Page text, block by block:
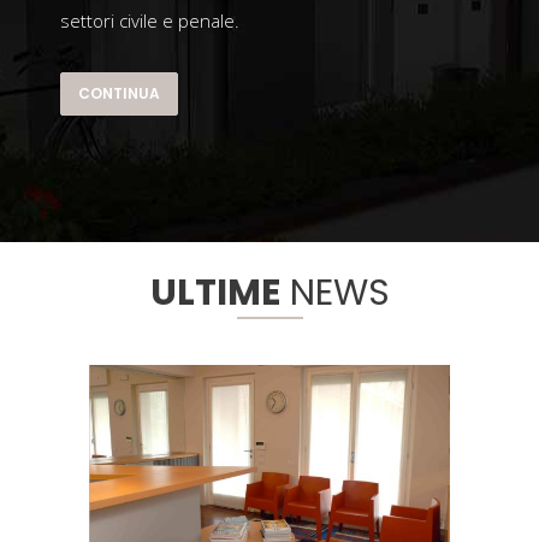
settori civile e penale.
CONTINUA
ULTIME NEWS